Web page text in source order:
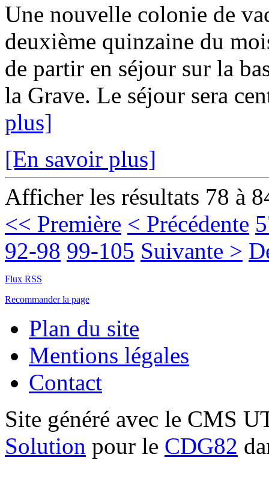
Une nouvelle colonie de
deuxième quinzaine du
de partir en séjour sur la
la Grave. Le séjour sera
plus]
[En savoir plus]
Afficher les résultats 78 à
<< Première < Précédente
92-98 99-105 Suivante >
Flux RSS
Recommander la page
Plan du site
Mentions légales
Contact
Site généré avec le CMS
Solution pour le CDG82